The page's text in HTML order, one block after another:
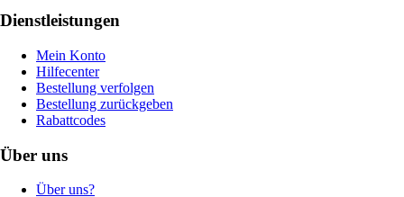
Dienstleistungen
Mein Konto
Hilfecenter
Bestellung verfolgen
Bestellung zurückgeben
Rabattcodes
Über uns
Über uns?